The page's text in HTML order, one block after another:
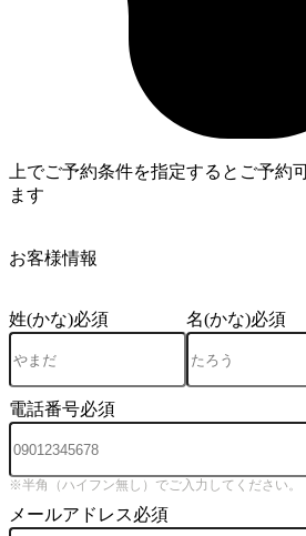
上でご予約条件を指定するとご予約
ます
お客様情報
姓(かな)必須 名(かな)必須
電話番号必須
※半角（ハイフン無し）でご入力してください。
メールアドレス必須